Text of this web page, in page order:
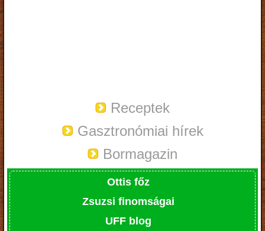
Receptek
Gasztronómiai hírek
Bormagazin
Ottis főz
Zsuzsi finomságai
UFF blog